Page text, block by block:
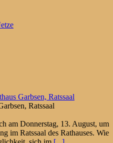
Garbsen, Ratssaal
Ratssaal
am Donnerstag, 13. August, um
im Ratssaal des Rathauses. Wie